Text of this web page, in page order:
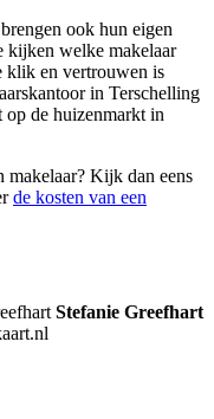
ook hun eigen
kijken welke makelaar
klik en vertrouwen is
in Terschelling
op de huizenmarkt in
makelaar? Kijk dan eens
de kosten van een
Stefanie Greefhart